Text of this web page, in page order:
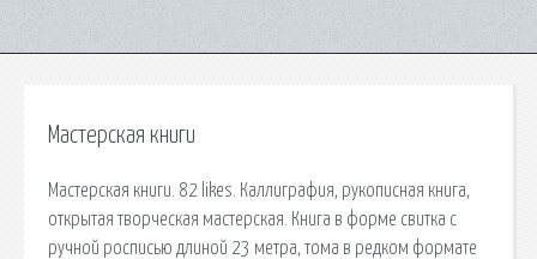
Мастерская книги
Мастерская книги. 82 likes. Каллиграфия, рукописная книга,
открытая творческая мастерская. Книга в форме свитка с
ручной росписью длиной 23 метра, тома в редком формате